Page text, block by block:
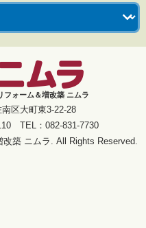
フォーム＆増改築 ニムラ
区大町東3-22-28
TEL：082-831-7730
築 ニムラ. All Rights Reserved.